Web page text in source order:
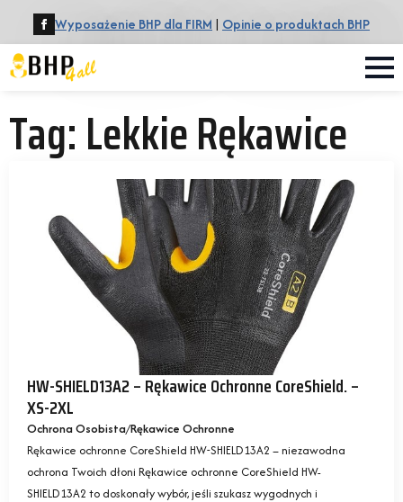
Wyposażenie BHP dla FIRM | Opinie o produktach BHP
Tag:Lekkie Rękawice
HW-SHIELD13A2 – Rękawice Ochronne CoreShield. –
XS-2XL
Ochrona Osobista Rękawice Ochronne
Rękawice ochronne CoreShield HW-SHIELD13A2 – niezawodna
ochrona Twoich dłoni Rękawice ochronne CoreShield HW-
SHIELD13A2 to doskonały wybór, jeśli szukasz wygodnych i